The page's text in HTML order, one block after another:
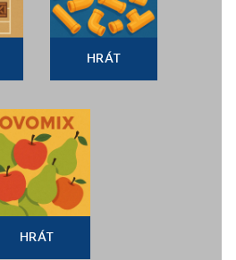
HRÁT
HRÁT